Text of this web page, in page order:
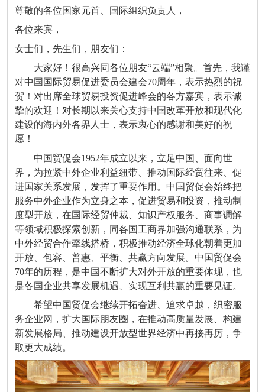
尊敬的各位国家元首、国际组织负责人，
各位来宾，
女士们，先生们，朋友们：
大家好！很高兴同各位朋友“云端”相聚。首先，我谨
对中国国际贸易促进委员会建会70周年，表示热烈的祝
贺！对出席全球贸易投资促进峰会的各方嘉宾，表示诚
挚的欢迎！对长期以来关心支持中国改革开放和现代化
建设的海内外各界人士，表示衷心的感谢和美好的祝
愿！
中国贸促会1952年成立以来，立足中国、面向世
界，为拉紧中外企业利益纽带、推动国际经贸往来、促
进国家关系发展，发挥了重要作用。中国贸促会始终把
服务中外企业作为立身之本，促进贸易和投资，推动制
度型开放，在国际经贸仲裁、知识产权服务、商事调解
等领域积极探索创新，同各国工商界加强沟通联系，为
中外经贸合作牵线搭桥，积极推动经济全球化朝着更加
开放、包容、普惠、平衡、共赢方向发展。中国贸促会
70年的历程，是中国不断扩大对外开放的重要体现，也
是各国企业共享发展机遇、实现互利共赢的重要见证。
希望中国贸促会继续开拓奋进、追求卓越，织密服
务企业网，扩大国际朋友圈，在推动高质量发展、构建
新发展格局、推动建设开放型世界经济中再接再厉，争
取更大成绩。